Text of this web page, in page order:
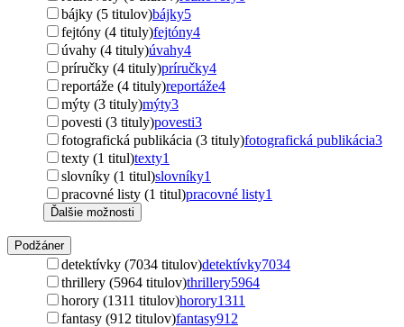
bájky (5 titulov)bájky5
fejtóny (4 tituly)fejtóny4
úvahy (4 tituly)úvahy4
príručky (4 tituly)príručky4
reportáže (4 tituly)reportáže4
mýty (3 tituly)mýty3
povesti (3 tituly)povesti3
fotografická publikácia (3 tituly)fotografická publikácia3
texty (1 titul)texty1
slovníky (1 titul)slovníky1
pracovné listy (1 titul)pracovné listy1
Ďalšie možnosti
Podžáner
detektívky (7034 titulov)detektívky7034
thrillery (5964 titulov)thrillery5964
horory (1311 titulov)horory1311
fantasy (912 titulov)fantasy912